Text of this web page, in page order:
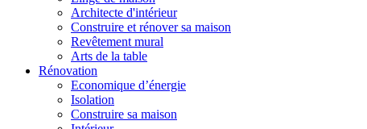
Architecte d'intérieur
Construire et rénover sa maison
Revêtement mural
Arts de la table
Rénovation
Economique d’énergie
Isolation
Construire sa maison